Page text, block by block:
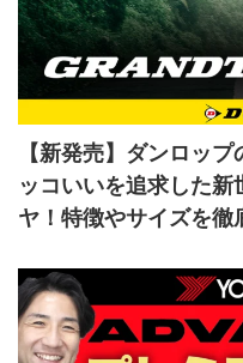
【新発売】ダンロッ
ッコいいを追求した
ヤ！特徴やサイズを徹